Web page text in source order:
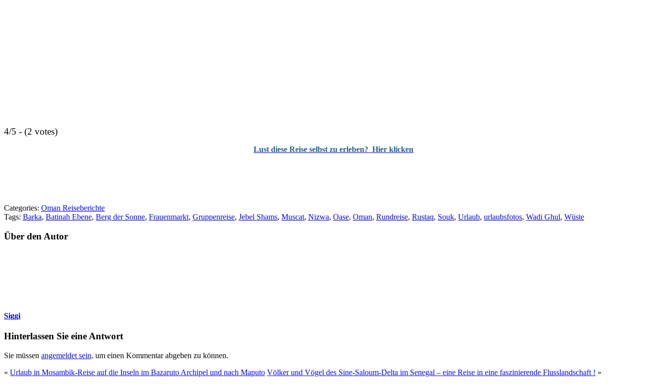
4/5 - (2 votes)
Lust diese Reise selbst zu erleben? Hier klicken
Categories: Oman Reiseberichte
Tags: Barka, Batinah Ebene, Berg der Sonne, Frauenmarkt, Gruppenreise, Jebel Shams, Muscat, Nizwa, Oase, Oman, Rundreise, Rustaq, Souk, Urlaub, urlaubsfotos, Wadi Ghul, Wüste
Über den Autor
Siggi
Hinterlassen Sie eine Antwort
Sie müssen angemeldet sein, um einen Kommentar abgeben zu können.
« Urlaub in Mosambik-Reise auf die Inseln im Bazaruto Archipel und nach Maputo Völker und Vögel des Sine-Saloum-Delta im Senegal – eine Reise in eine faszinierende Flusslandschaft ! »